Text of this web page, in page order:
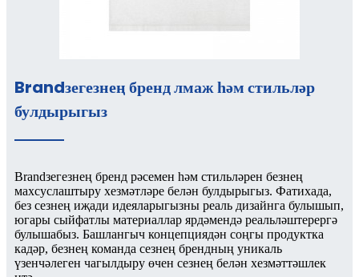
Brandзегезнең бренд лмаж һәм стильләр
булдырыгыз
Brandзегезнең бренд рәсемен һәм стильләрен безнең
махсуслаштыру хезмәтләре белән булдырыгыз. Фатихада,
без сезнең иҗади идеяларыгызны реаль дизайнга булышып,
югары сыйфатлы материаллар ярдәмендә реальләштерергә
булышабыз. Башлангыч концепциядән соңгы продуктка
кадәр, безнең команда сезнең брендның уникаль
үзенчәлеген чагылдыру өчен сезнең белән хезмәттәшлек